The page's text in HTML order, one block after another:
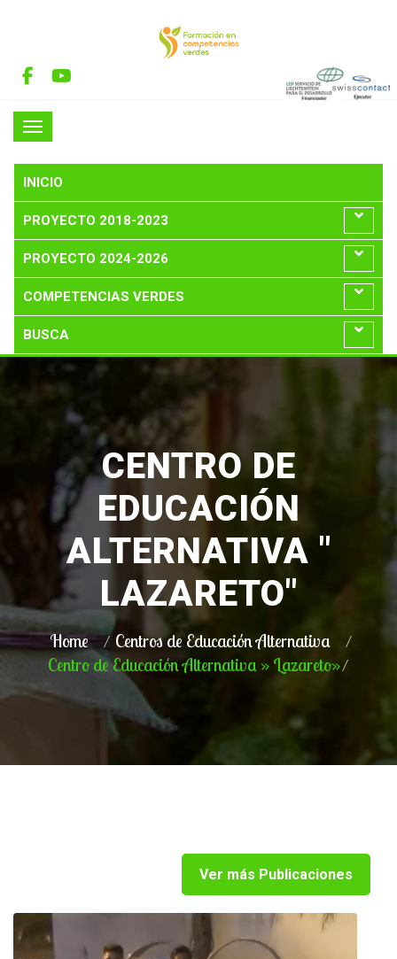
INICIO
PROYECTO 2018-2023
PROYECTO 2024-2026
COMPETENCIAS VERDES
BUSCA
CENTRO DE
EDUCACIÓN
ALTERNATIVA "
LAZARETO"
Home
Centros de Educación Alternativa
Centro de Educación Alternativa » Lazareto»
Ver más Publicaciones